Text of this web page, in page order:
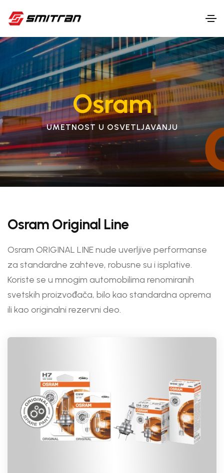
Osram
UMETNOST U OSVETLJAVANJU
Osram Original Line
Osram ORIGINAL LINE nude uverljive performanse
za standardne zahteve, robusne su i isplative.
Koriste se u mnogim automobilima renomiranih
svetskih proizvođača, bilo kao standardna oprema
ili kao originalni rezervni deo.